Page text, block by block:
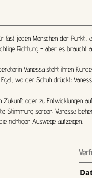
fast jeden Menschen der
Richtung - aber es braucht
Vanessa steht ihren
wo der Schuh drückt:
Zukunft oder zu Entwicklungen
Stimmung sorgen: Vanessa
richtigen Auswege aufzeigen.